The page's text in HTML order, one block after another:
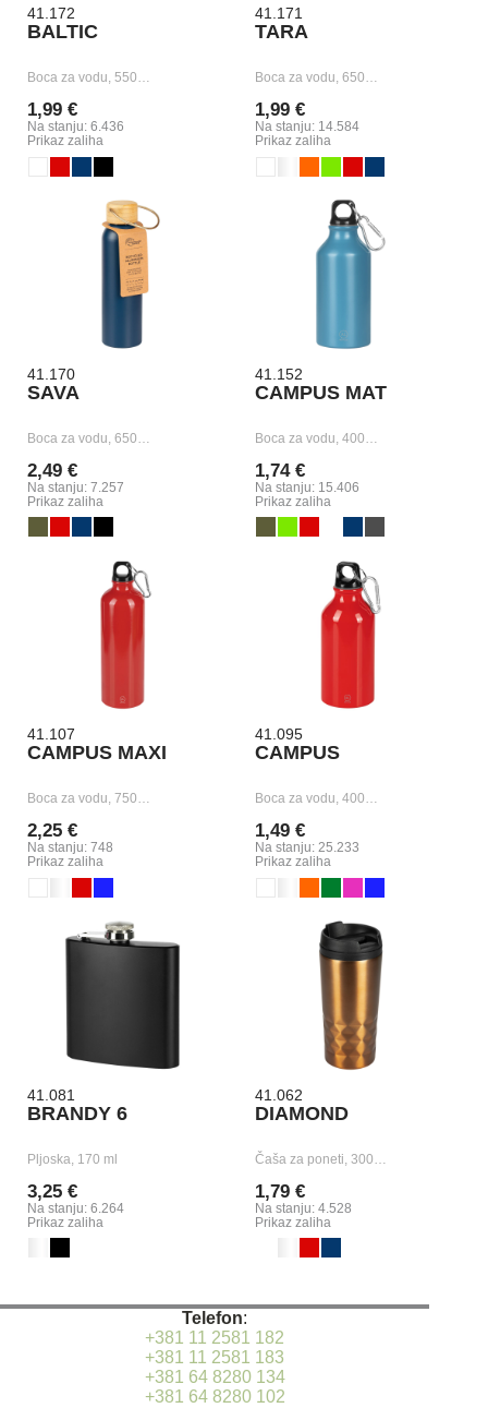
41.172
BALTIC
Boca za vodu, 550…
1,99 €
Na stanju: 6.436
Prikaz zaliha
41.171
TARA
Boca za vodu, 650…
1,99 €
Na stanju: 14.584
Prikaz zaliha
41.170
SAVA
Boca za vodu, 650…
2,49 €
Na stanju: 7.257
Prikaz zaliha
41.152
CAMPUS MAT
Boca za vodu, 400…
1,74 €
Na stanju: 15.406
Prikaz zaliha
41.107
CAMPUS MAXI
Boca za vodu, 750…
2,25 €
Na stanju: 748
Prikaz zaliha
41.095
CAMPUS
Boca za vodu, 400…
1,49 €
Na stanju: 25.233
Prikaz zaliha
41.081
BRANDY 6
Pljoska, 170 ml
3,25 €
Na stanju: 6.264
Prikaz zaliha
41.062
DIAMOND
Čaša za poneti, 300…
1,79 €
Na stanju: 4.528
Prikaz zaliha
Telefon:
+381 11 2581 182
+381 11 2581 183
+381 64 8280 134
+381 64 8280 102